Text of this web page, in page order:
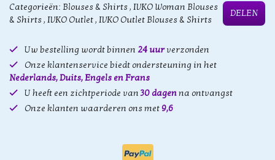
Categorieën: Blouses & Shirts, IVKO Woman Blouses
& Shirts, IVKO Outlet, IVKO Outlet Blouses & Shirts
DELEN
Uw bestelling wordt binnen 24 uurverzonden
Onze klantenservice biedt ondersteuning in het
Nederlands, Duits, Engels en Frans
U heeft een zichtperiode van30 dagenna ontvangst
Onze klanten waarderen ons met 9,6